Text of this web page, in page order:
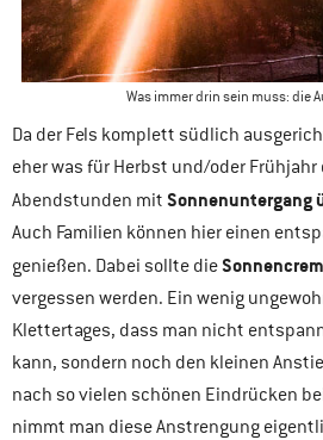
Was immer drin sein muss: die
Da der Fels komplett südlich
eher was für Herbst und/oder
Abendstunden mit Sonnenuntergang
Auch Familien können hier einen
genießen. Dabei sollte die
vergessen werden. Ein wenig
Klettertages, dass man nicht
kann, sondern noch den kleinen
nach so vielen schönen Eindrücken
nimmt man diese Anstrengung